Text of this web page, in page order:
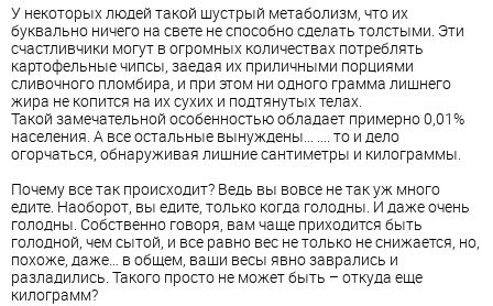
У некоторых людей такой шустрый метаболизм, что их
буквально ничего на свете не способно сделать толстыми. Эти
счастливчики могут в огромных количествах потреблять
картофельные чипсы, заедая их приличными порциями
сливочного пломбира, и при этом ни одного грамма лишнего
жира не копится на их сухих и подтянутых телах.
Такой замечательной особенностью обладает примерно 0,01%
населения. А все остальные вынуждены... .... то и дело
огорчаться, обнаруживая лишние сантиметры и килограммы.
Почему все так происходит? Ведь вы вовсе не так уж много
едите. Наоборот, вы едите, только когда голодны. И даже очень
голодны. Собственно говоря, вам чаще приходится быть
голодной, чем сытой, и все равно вес не только не снижается, но,
похоже, даже… в общем, ваши весы явно заврались и
разладились. Такого просто не может быть – откуда еще
килограмм?